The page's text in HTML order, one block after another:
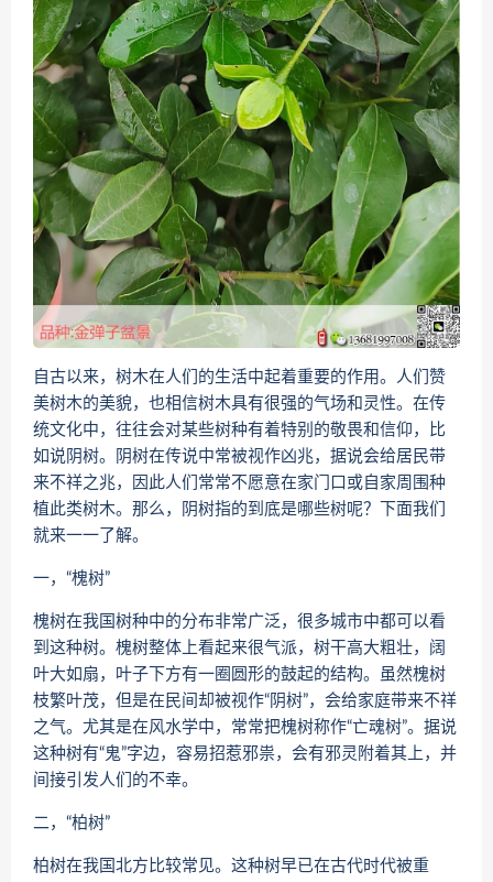
自古以来，树木在人们的生活中起着重要的作用。人们赞
美树木的美貌，也相信树木具有很强的气场和灵性。在传
统文化中，往往会对某些树种有着特别的敬畏和信仰，比
如说阴树。阴树在传说中常被视作凶兆，据说会给居民带
来不祥之兆，因此人们常常不愿意在家门口或自家周围种
植此类树木。那么，阴树指的到底是哪些树呢？下面我们
就来一一了解。
一，“槐树”
槐树在我国树种中的分布非常广泛，很多城市中都可以看
到这种树。槐树整体上看起来很气派，树干高大粗壮，阔
叶大如扇，叶子下方有一圈圆形的鼓起的结构。虽然槐树
枝繁叶茂，但是在民间却被视作“阴树”，会给家庭带来不祥
之气。尤其是在风水学中，常常把槐树称作“亡魂树”。据说
这种树有“鬼”字边，容易招惹邪祟，会有邪灵附着其上，并
间接引发人们的不幸。
二，“柏树”
柏树在我国北方比较常见。这种树早已在古代时代被重